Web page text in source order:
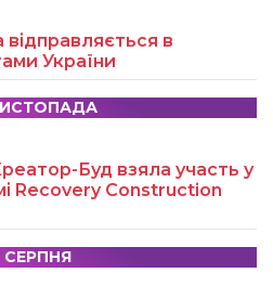
відправляється в
України
Буд взяла участь у
Recovery Construction
СЕРПНЯ